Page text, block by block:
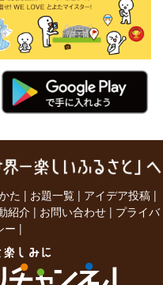
た | お題一覧 | アイデア投稿 |
紹介 | お問い合わせ | プライバ
ー |